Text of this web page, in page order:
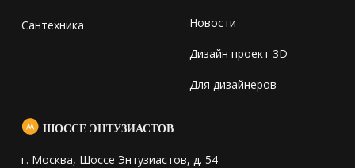
Сантехника Новости
Дизайн проект 3D
Для дизайнеров
ШОССЕ ЭНТУЗИАСТОВ
г. Москва, Шоссе Энтузиастов, д. 54